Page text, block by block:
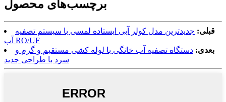
برچسب‌های محصول
قبلی: جدیدترین مدل کولر آبی ایستاده لمسی با سیستم تصفیه
آب RO/UF
بعدی: دستگاه تصفیه آب خانگی با لوله کشی مستقیم و گرم و
سرد با طراحی جدید